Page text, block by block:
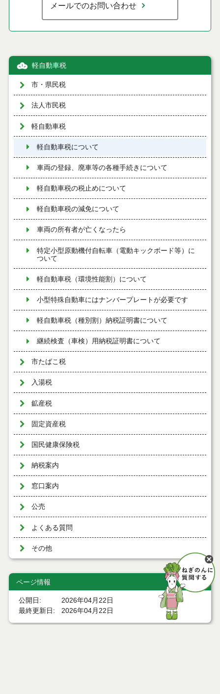
メールでのお問い合わせ
軽自動車税
市・県民税
法人市民税
軽自動車税
軽自動車税について
車両の登録、廃車等の各種手続きについて
軽自動車税の税止めについて
軽自動車税の減免について
車両の所有者が亡くなったら
特定小型原動機付自転車（電動キックボード等）に
ついて
軽自動車税（環境性能割）について
小型特殊自動車にはナンバープレートが必要です
軽自動車税（種別割）納税証明書について
継続検査（車検）用納税証明書について
市たばこ税
入湯税
鉱産税
固定資産税
国民健康保険税
納税案内
窓口案内
公売
よくある質問
その他
ページ情報
公開日
2026年04月22日
最終更新日
2026年04月22日